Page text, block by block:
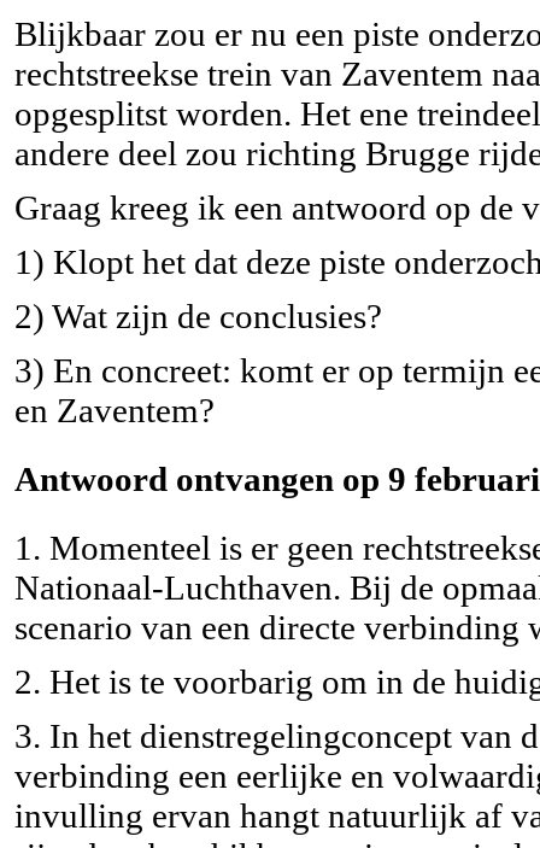
Blijkbaar zou er nu een piste
rechtstreekse trein van Zaventem
opgesplitst worden. Het ene
andere deel zou richting Brugge
Graag kreeg ik een antwoord op de
1) Klopt het dat deze piste
2) Wat zijn de conclusies?
3) En concreet: komt er op termijn
en Zaventem?
Antwoord ontvangen op 9
1. Momenteel is er geen
Nationaal-Luchthaven. Bij de
scenario van een directe verbinding
2. Het is te voorbarig om in de
3. In het dienstregelingconcept van
verbinding een eerlijke en
invulling ervan hangt natuurlijk af